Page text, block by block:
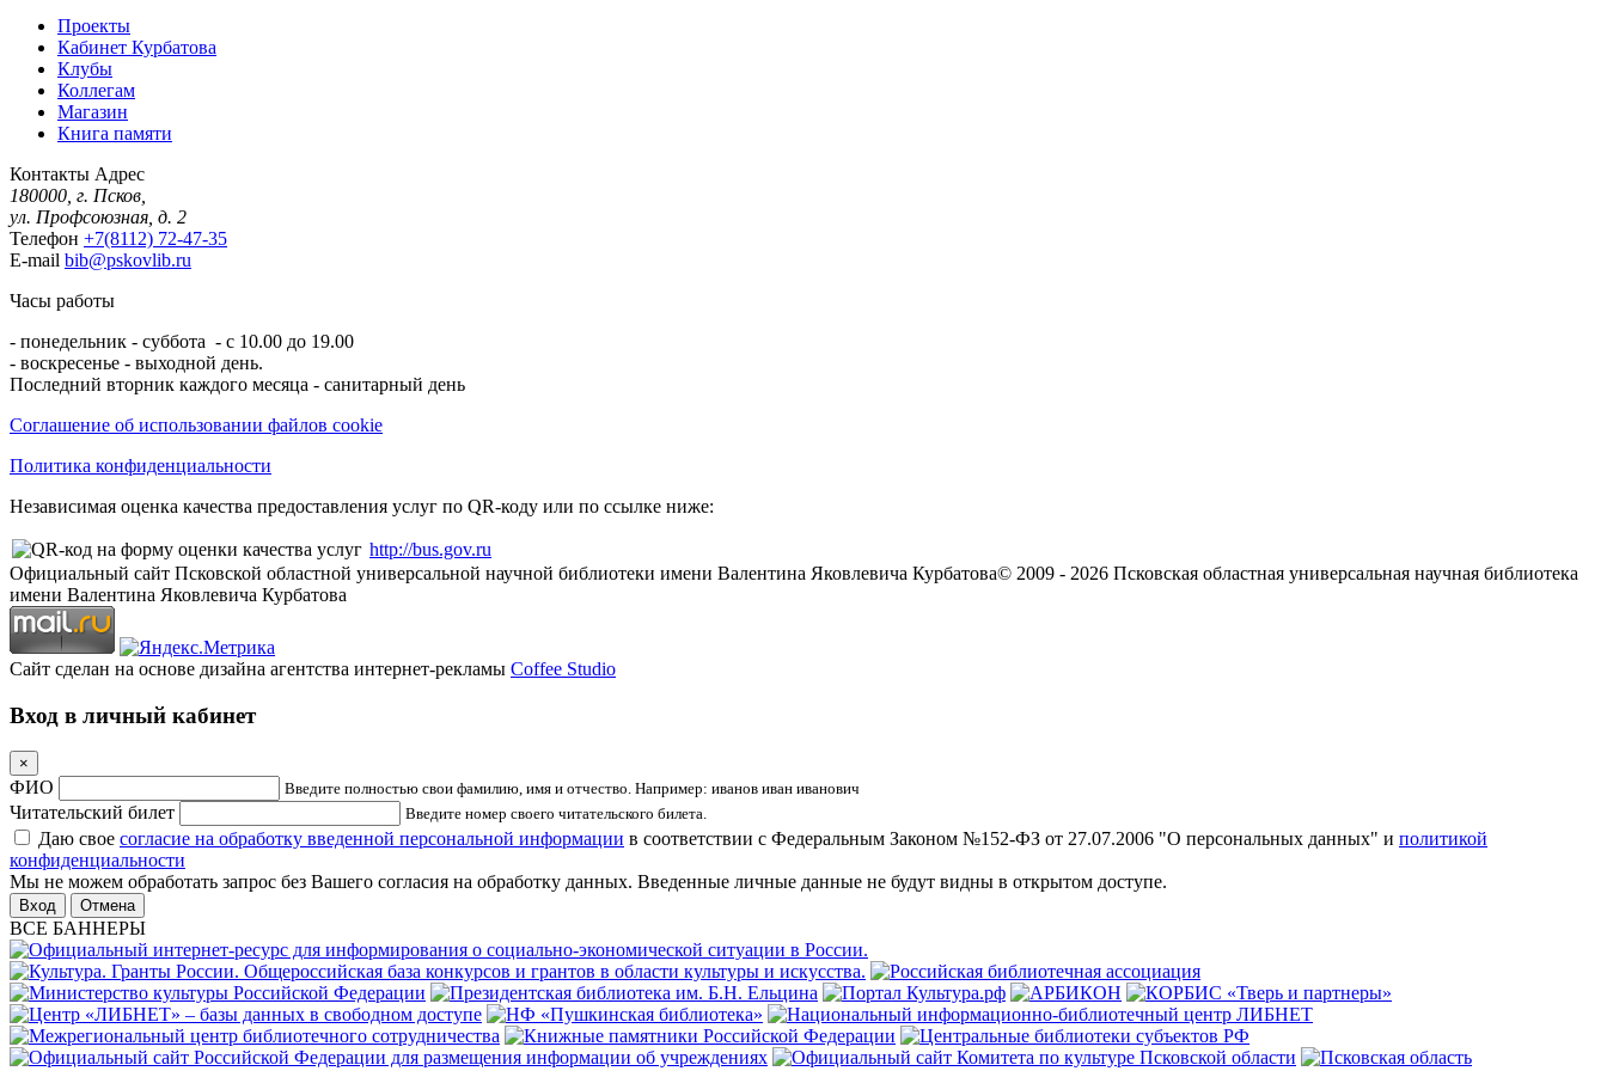
Проекты
Кабинет Курбатова
Клубы
Коллегам
Магазин
Книга памяти
Контакты Адрес
180000, г. Псков,
ул. Профсоюзная, д. 2
Телефон +7(8112) 72-47-35
E-mail bib@pskovlib.ru
Часы работы
- понедельник - суббота - с 10.00 до 19.00
- воскресенье - выходной день.
Последний вторник каждого месяца - санитарный день
Соглашение об использовании файлов cookie
Политика конфиденциальности
Независимая оценка качества предоставления услуг по QR-коду или по ссылке ниже:
http://bus.gov.ru
Официальный сайт Псковской областной универсальной научной библиотеки имени Валентина Яковлевича Курбатова© 2009 - 2026 Псковская областная универсальная научная библиотека
имени Валентина Яковлевича Курбатова
Сайт сделан на основе дизайна агентства интернет-рекламы Coffee Studio
Вход в личный кабинет
×
ФИО Введите полностью свои фамилию, имя и отчество. Например: иванов иван иванович
Читательский билет Введите номер своего читательского билета.
Даю свое согласие на обработку введенной персональной информации в соответствии с Федеральным Законом №152-ФЗ от 27.07.2006 "О персональных данных" и политикой
конфиденциальности
Мы не можем обработать запрос без Вашего согласия на обработку данных. Введенные личные данные не будут видны в открытом доступе.
Отмена
ВСЕ БАННЕРЫ